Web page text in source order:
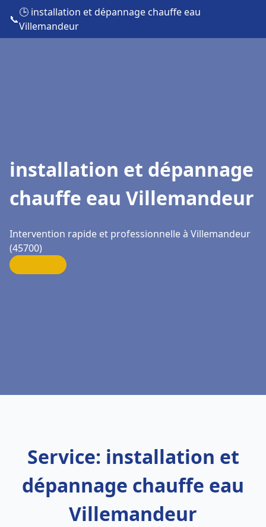
📞
🕒 installation et dépannage chauffe eau
Villemandeur
installation et dépannage
chauffe eau Villemandeur
Intervention rapide et professionnelle à Villemandeur
(45700)
Service: installation et
dépannage chauffe eau
Villemandeur